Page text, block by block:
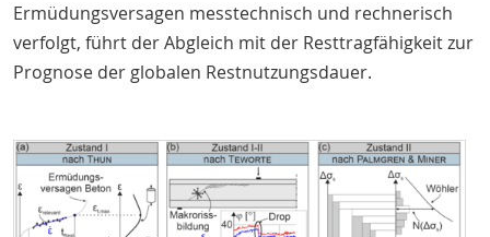
Ermüdungsversagen messtechnisch und rechnerisch
verfolgt, führt der Abgleich mit der Resttragfähigkeit zur
Prognose der globalen Restnutzungsdauer.